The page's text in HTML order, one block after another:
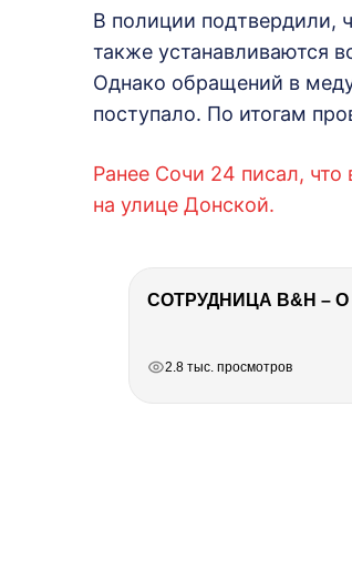
В полиции подтвердили,
также устанавливаются
Однако обращений в
поступало. По итогам
Ранее Сочи 24 писал,
на улице Донской.
СОТРУДНИЦА B&H –
2.8 тыс. просмотров